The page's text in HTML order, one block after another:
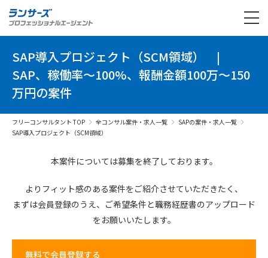
SAP導入プロジェクト（SCM領域）
|
SAP、稼働率～100%、報酬金額100万～150
万円の案件
フリーコンサルタント TOP 全コンサル案件・求人一覧
SAPの案件・求人一覧
SAP導入プロジェクト（SCM領域）
本案件については募集を終了しております。
よりフィット感のある案件をご紹介させていただきたく、
まずは会員登録のうえ、 ご希望条件と職務経歴書のアップロード
をお願いいたします。
無料で会員登録する